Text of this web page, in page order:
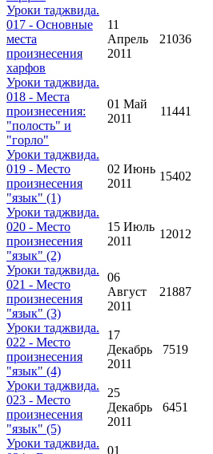
Уроки таджвида.
017 - Основные
места
произнесения
харфов
11
Апрель
2011
21036
Уроки таджвида.
018 - Места
произнесения:
"полость" и
"горло"
01 Май
2011
11441
Уроки таджвида.
019 - Место
произнесения
"язык" (1)
02 Июнь
2011
15402
Уроки таджвида.
020 - Место
произнесения
"язык" (2)
15 Июль
2011
12012
Уроки таджвида.
021 - Место
произнесения
"язык" (3)
06
Август
2011
21887
Уроки таджвида.
022 - Место
произнесения
"язык" (4)
17
Декабрь
2011
7519
Уроки таджвида.
023 - Место
произнесения
"язык" (5)
25
Декабрь
2011
6451
Уроки таджвида.
01